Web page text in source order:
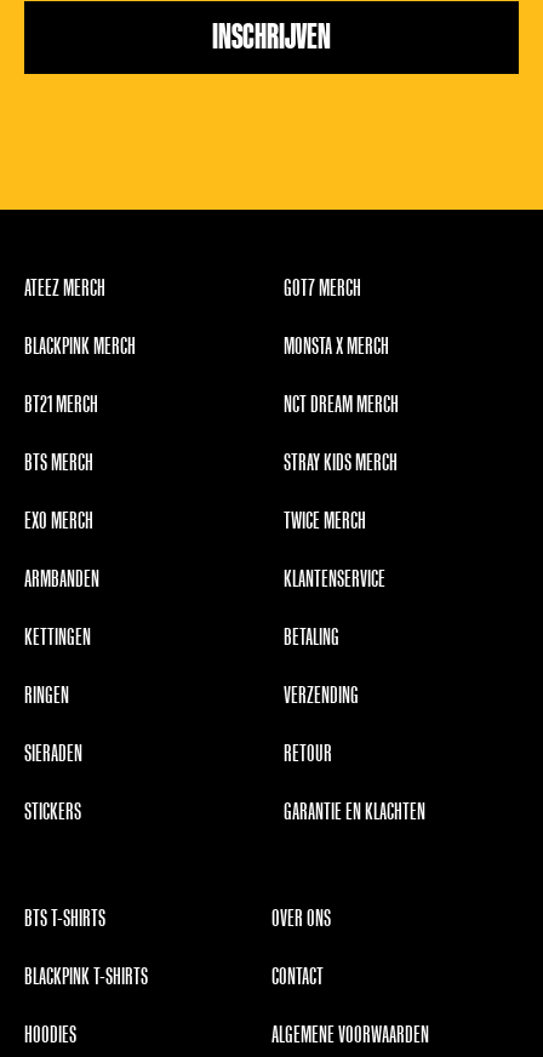
ATEEZ MERCH
BLACKPINK MERCH
BT21 MERCH
BTS MERCH
EXO MERCH
ARMBANDEN
KETTINGEN
RINGEN
SIERADEN
STICKERS
GOT7 MERCH
MONSTA X MERCH
NCT DREAM MERCH
STRAY KIDS MERCH
TWICE MERCH
KLANTENSERVICE
BETALING
VERZENDING
RETOUR
GARANTIE EN KLACHTEN
BTS T-SHIRTS
BLACKPINK T-SHIRTS
HOODIES
OVER ONS
CONTACT
ALGEMENE VOORWAARDEN